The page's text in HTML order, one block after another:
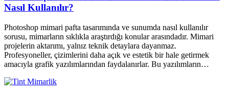
Nasıl Kullanılır?
Photoshop mimari pafta tasarımında ve sunumda nasıl kullanılır
sorusu, mimarların sıklıkla araştırdığı konular arasındadır. Mimari
projelerin aktarımı, yalnız teknik detaylara dayanmaz.
Profesyoneller, çizimlerini daha açık ve estetik bir hale getirmek
amacıyla grafik yazılımlarından faydalanırlar. Bu yazılımların…